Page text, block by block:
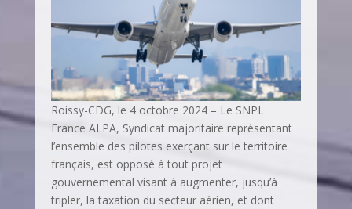
Roissy-CDG, le 4 octobre 2024 – Le SNPL
France ALPA, Syndicat majoritaire représentant
l’ensemble des pilotes exerçant sur le territoire
français, est opposé à tout projet
gouvernemental visant à augmenter, jusqu’à
tripler, la taxation du secteur aérien, et dont